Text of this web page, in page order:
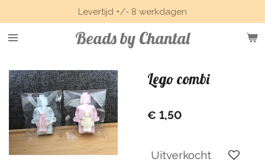
direct
naar
hoofdinhoud
Beads by Chantal
Levertijd +/- 8 werkdagen
Lego combi
€ 1,50
Uitverkocht